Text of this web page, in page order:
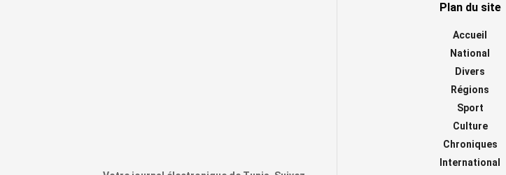
Plan du site
Accueil
National
Divers
Régions
Sport
Culture
Chroniques
International